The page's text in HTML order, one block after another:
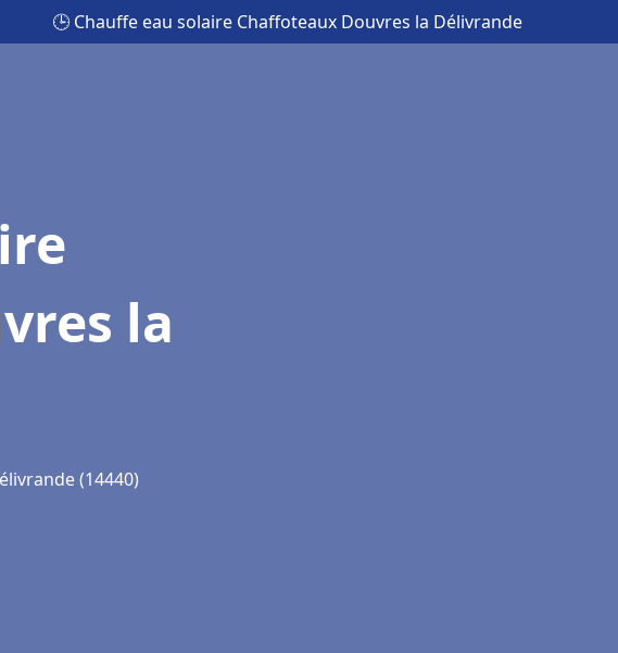
🕒 Chauffe eau solaire Chaffoteaux Douvres la Délivrande
la
(14440)